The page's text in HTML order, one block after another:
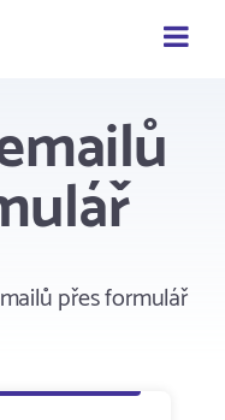
přes formulář